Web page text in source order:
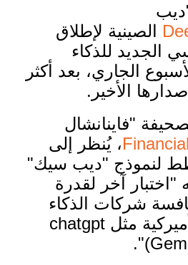
الصينية لإطلاق
الجديد للذكاء
الجاري، بعد أكثر
الأخير.
"فاينانشال
، يُنظر إلى
لنموذج "ديب سيك"
"اختبار آخر لقدرة
شركات الذكاء
الاصطناعي الأميركية مثل chatgpt